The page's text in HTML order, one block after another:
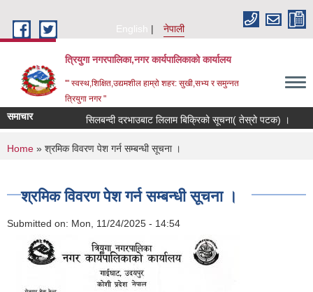
English
नेपाली
त्रियुगा नगरपालिका,नगर कार्यपालिकाको कार्यालय
'" स्वस्थ,शिक्षित,उद्यमशील हाम्रो शहर: सुखी,सभ्य र समुन्नत
त्रियुगा नगर "
समाचार सिलबन्दी दरभाउबाट लिलाम बिक्रिको सूचना( तेस्रो पटक) ।
You are here
Home » श्रमिक विवरण पेश गर्न सम्बन्धी सूचना ।
श्रमिक विवरण पेश गर्न सम्बन्धी सूचना ।
Submitted on: Mon, 11/24/2025 - 14:54